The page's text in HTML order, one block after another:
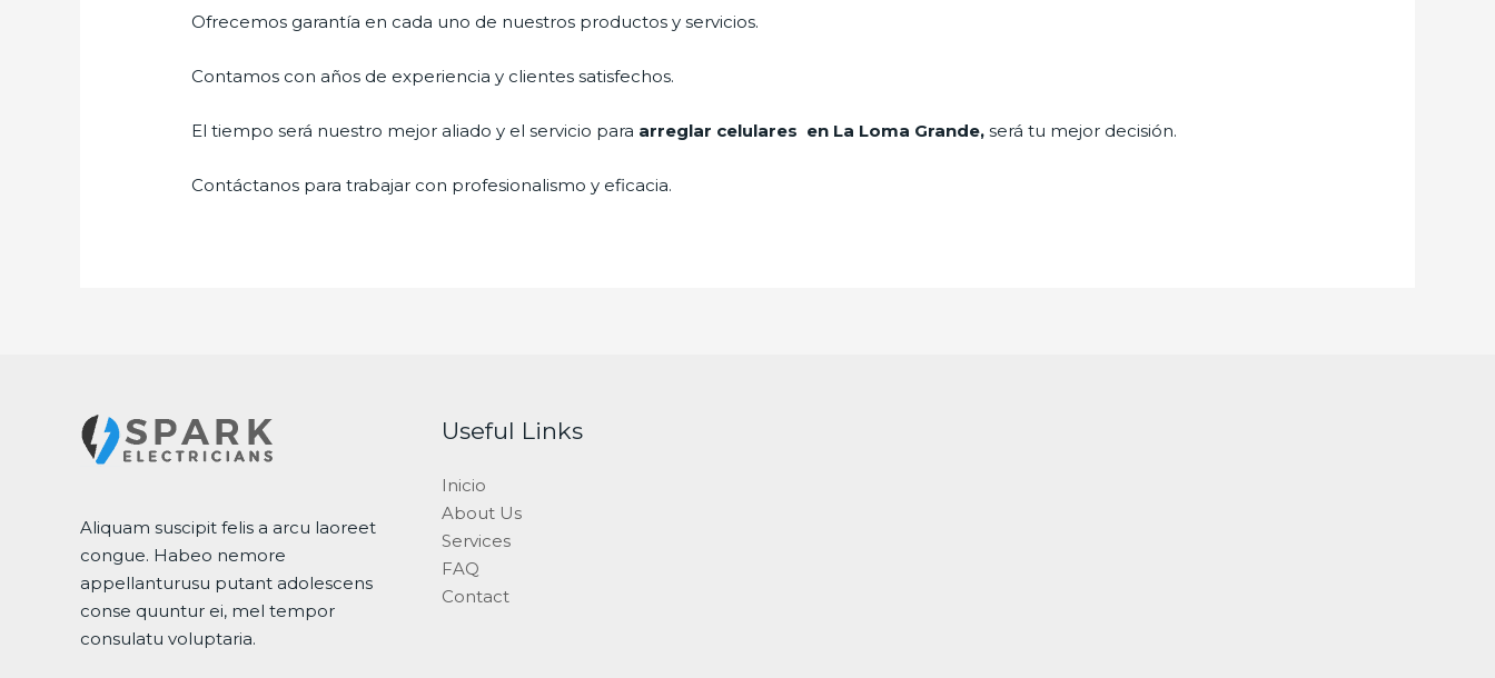
Ofrecemos garantía en cada uno de nuestros productos y servicios.
Contamos con años de experiencia y clientes satisfechos.
El tiempo será nuestro mejor aliado y el servicio para arreglar celulares en La Loma Grande,será tu mejor decisión.
Contáctanos para trabajar con profesionalismo y eficacia.
Aliquam suscipit felis a arcu laoreet
congue. Habeo nemore
appellanturusu putant adolescens
conse quuntur ei, mel tempor
consulatu voluptaria.
Useful Links
Inicio
About Us
Services
FAQ
Contact